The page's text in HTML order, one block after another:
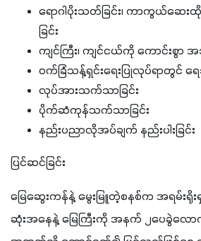
ရောဂါပိုးသတ်ခြင်း၊ ကာကွယ်ဆေးထိုးရ
ခြင်း
ကျင်ကြီး၊ ကျင်ငယ်ကို ကောင်းစွာ အသုံ
ဝက်ခြံသန့်ရှင်းရေးပြုလုပ်ရာတွင် ရေ
လုပ်အားသက်သာခြင်း
ပိုက်ဆံကုန်သက်သာခြင်း
နည်းပညာလိုအပ်ချက် နည်းပါးခြင်း
ပြင်ဆင်ခြင်း
မြေဆွေးကန်နဲ့ မွေးမြူတဲ့စနစ်က အရမ်းရို
ဆုံးအနေနဲ့ မြေကြီးကို အနက် ၂ပေခွဲလော